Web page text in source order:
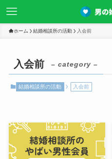
ホーム 結婚相談所の活動 入会前
入会前 – category –
結婚相談所の活動 入会前